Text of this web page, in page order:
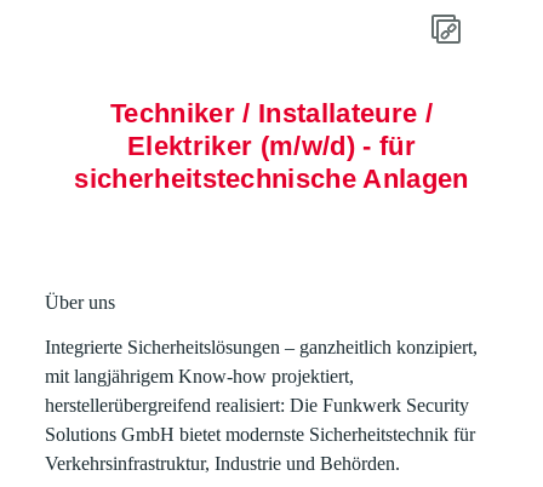
Techniker / Installateure /
Elektriker (m/w/d) - für
sicherheitstechnische Anlagen
Über uns
Integrierte Sicherheitslösungen – ganzheitlich konzipiert,
mit langjährigem Know-how projektiert,
herstellerübergreifend realisiert: Die Funkwerk Security
Solutions GmbH bietet modernste Sicherheitstechnik für
Verkehrsinfrastruktur, Industrie und Behörden.